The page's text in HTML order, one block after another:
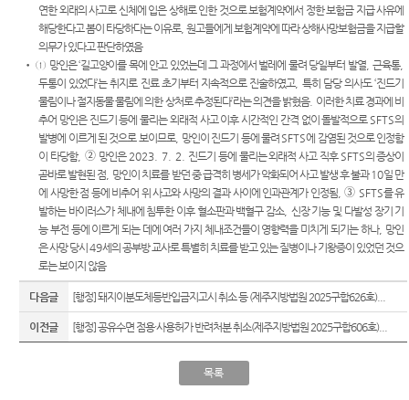
서귀포
시법원
등기과/
소
청사안
내
찾아오
시는길
E-mail
Club
생활속
의 계약
서
장애인·
외국인·
북한이
탈주민
등 지원
을 위한
우선지
원센터
재판기
록열람
복사예
약
정보공
개
연한 외래의 사고로 신체에 입은 상해로 인한 것으로 보험계약에서 정한 보험금 지급 사유에
해당한다고 봄이 타당하다는 이유로, 원고들에게 보험계약에 따라 상해사망보험금을 지급할
의무가 있다고 판단하였음
•① 망인은‘길고양이를 목에 안고 있었는데 그 과정에서 벌레에 물려 당일부터 발열,근육통,
두통이 있었다’는 취지로 진료 초기부터 지속적으로 진술하였고, 특히 담당 의사도‘진드기
물림이나 절지동물 물림에 의한 상처로 추정된다’라는 의견을 밝혔음. 이러한 치료 경과에 비
추어 망인은 진드기 등에 물리는 외래적 사고 이후 시간적인 간격 없이 돌발적으로 SFTS의
발병에 이르게 된 것으로 보이므로, 망인이 진드기 등에 물려 SFTS에 감염된 것으로 인정함
이 타당함, ➁ 망인은 2023. 7. 2. 진드기 등에 물리는 외래적 사고 직후 SFTS의 증상이
곧바로 발현된 점 망인이 치료를 받던 중 급격히 병세가 악화되어 사고 발생 후 불과 10일 만
에 사망한 점 등에 비추어 위 사고와 사망의 결과 사이에 인과관계가 인정됨,➂ SFTS를 유
발하는 바이러스가 체내에 침투한 이후 혈소판과 백혈구 감소, 신장 기능 및 다발성 장기 기
능 부전 등에 이르게 되는 데에 여러 가지 체내조건들이 영향력을 미치게 되기는 하나, 망인
은 사망 당시49세의 공부방 교사로 특별히 치료를 받고 있는 질병이나 기왕증이 있었던 것으
로는 보이지 않음
다음글 [행정] 돼지이분도체등반입금지고시 취소 등 (제주지방법원 2025구합626호)...
이전글 [행정] 공유수면 점용·사용허가 반려처분 취소(제주지방법원 2025구합606호)...
목록